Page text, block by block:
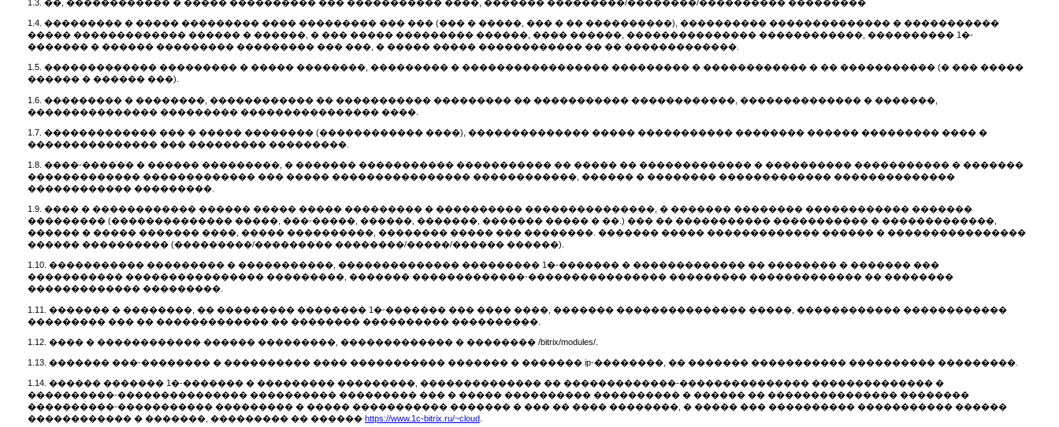
1.3. ��, ������������ � ����� ���������� ��� ����������� ����, ������� ���������/��������/���������� ���������
1.4. ��������� � ����� ��������� ���� ��������� ��� ��� (��� � �����, ��� � �� ����������), ���������� �������������� � �����������
����� ������������� ������ � ������, � ��� ����� ��������� ������, ���� ������, ��������������� ������������, ���������� 1�-
������� � ������ ��������� ��������� ��� ���, � ����� ����� ������������ �� �� �������������.
1.5. ������������� ��������� � ����� ��������, ��������� � ����������������� ��������� � ������������ � �� ����������� (� ��� �����
������ � ������ ���).
1.6. ��������� � ��������, ������������ �� ����������� ��������� �� ����������� ������������, �������������� � �������,
��������������� ��������� ���������������� ����.
1.7. ������������� ��� � ����� �������� (������������ ����), �������������� ����� ����������� �������� ������ ��������� ���� �
��������������� ��� ��������� ���������.
1.8. ����-������ � ������ ���������, � ������� ����������� ����������� �� ����� �� ������������� � ���������� ����������� � �������
������������� ������������� ��� ����� ���������������� ������������, ������ � �������� ������������� ��������������
������������ ���������.
1.9. ���� � ������������ ������ ����� ����� ��������� � ���������� ���������������, � ������� �������� ������������ �������
��������� (�������������� �����, ���-�����, ������, �������, ������� ����� � ��.) ��� �� ����������� ����������� � �������������,
������ � ����� ������� ����, ����� ����������, �������� ����� ��� ��������. ������� ����� ������������� ������ � ����������������
������ ���������� (���������/��������� ��������/�����/������ ������).
1.10. ����������� ��������� � �����������, �������������� ��������� 1�-������� � ������������� �� �������� � ������� ���
����������� ���������������� ���������, ������� �������������-���������������� ��������� ������������� �� ��������
������������� ���������.
1.11. ������� � ��������, �� ��������� �������� 1�-������� ��� ���� ����, ������� ��������������� �����, ������������ ������������
��������� ��� �� ������������� �� �������� ���������� ����������.
1.12. ���� � ������������ ������ ���������, ������������� � �������� /bitrix/modules/.
1.13. ������� ���-�������� � ���������� ���� ����������� ������� � ������� ip-��������, �� ������� ����������� ���������� ���������.
1.14. ������ ������� 1�-������� � ��������� ���������, �������������� �� �������������-��������������� �������������� �
����������-��������������� ���������� ��������� ��� � ����� ���������� ���������� � ������ �� ��������������� ��������
����������-����������� ��������� � ����� ����������� ������� � ��� �� ���� ��������, � ����� ��� ���������� ����������� ������
������������ � �������, ��������� �� ������ https://www.1c-bitrix.ru/~cloud